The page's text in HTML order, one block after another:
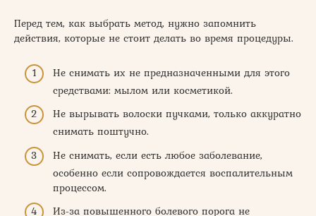
Перед тем, как выбрать метод, нужно запомнить
действия, которые не стоит делать во время процедуры.
Не снимать их не предназначенными для этого
средствами: мылом или косметикой.
Не вырывать волоски пучками, только аккуратно
снимать поштучно.
Не снимать, если есть любое заболевание,
особенно если сопровождается воспалительным
процессом.
Из-за повышенного болевого порога не